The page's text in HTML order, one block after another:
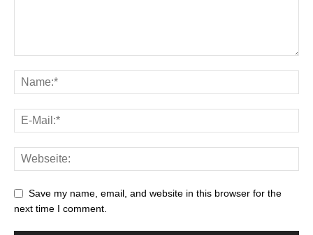
Save my name, email, and website in this browser for the
next time I comment.